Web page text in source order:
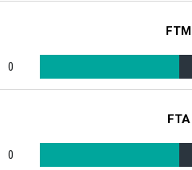
FTM
0
FTA
0